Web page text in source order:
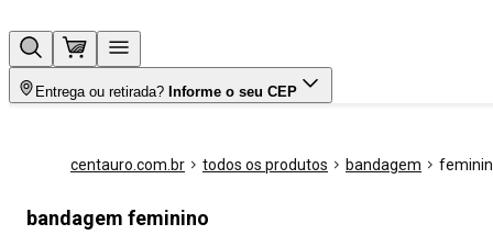
Entrega ou retirada? Informe o seu CEP
centauro.com.br todos os produtos bandagem
bandagem feminino